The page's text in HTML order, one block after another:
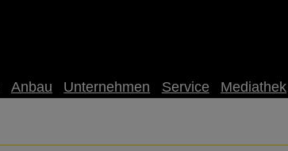
Anbau Unternehmen Service Mediathek